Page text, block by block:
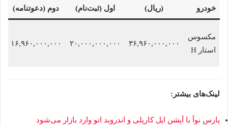
خودرو
(ریال)
اول (ثبت‌نام)
دوم (دعوتنامه)
مکسوس
استار H
۳۶,۹۶۰,۰۰۰,۰۰۰ ۲۰,۰۰۰,۰۰۰,۰۰۰
۱۶,۹۶۰,۰۰۰,۰۰۰
لینک‌های بیشتر:
پارس نوآ با آپشن اپل کارپلی و اندروید اتو وارد بازار می‌شود